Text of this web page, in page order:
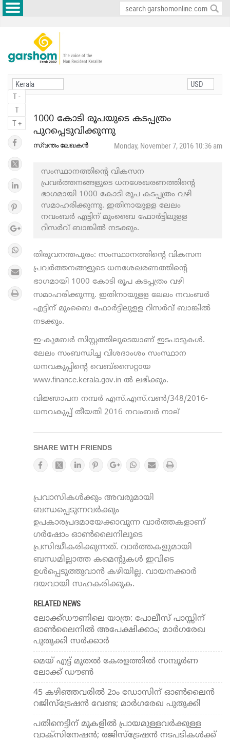
T -
T
T +
1000 കോടി രൂപയുടെ കടപ്പത്രം
പുറപ്പെടുവിക്കുന്നു
സ്വന്തം ലേഖകൻ Monday, November 7, 2016 10:36 am
സംസ്ഥാനത്തിന്റെ വികസന
പ്രവര്‍ത്തനങ്ങളുടെ ധനശേഖരണത്തിന്റെ
ഭാഗമായി 1000 കോടി രൂപ കടപ്പത്രം വഴി
സമാഹരിക്കുന്നു. ഇതിനായുളള ലേലം
നവംബര്‍ എട്ടിന് മുംബൈ ഫോര്‍ട്ടിലുളള
റിസര്‍വ് ബാങ്കില്‍ നടക്കും.
തിരുവനന്തപുരം: സംസ്ഥാനത്തിന്റെ വികസന
പ്രവര്‍ത്തനങ്ങളുടെ ധനശേഖരണത്തിന്റെ
ഭാഗമായി 1000 കോടി രൂപ കടപ്പത്രം വഴി
സമാഹരിക്കുന്നു. ഇതിനായുളള ലേലം നവംബര്‍
എട്ടിന് മുംബൈ ഫോര്‍ട്ടിലുളള റിസര്‍വ് ബാങ്കില്‍
നടക്കും.
ഇ-കുബേര്‍ സിസ്റ്റത്തിലൂടെയാണ് ഇടപാടുകള്‍.
ലേലം സംബന്ധിച്ച വിശദാംശം സംസ്ഥാന
ധനവകുപ്പിന്റെ വെബ്‌സൈറ്റായ
www.finance.kerala.gov.in ല്‍ ലഭിക്കും.
വിജ്ഞാപന നമ്പര്‍ എസ്.എസ്.വണ്‍/348/2016-
ധനവകുപ്പ് തീയതി 2016 നവംബര്‍ നാല്
SHARE WITH FRIENDS
പ്രവാസികൾക്കും അവരുമായി
ബന്ധപ്പെടുന്നവർക്കും
ഉപകാരപ്രദമായേക്കാവുന്ന വാർത്തകളാണ്
ഗർഷോം ഓൺലൈനിലൂടെ
പ്രസിദ്ധീകരിക്കുന്നത്. വാർത്തകളുമായി
ബന്ധമില്ലാത്ത കമെന്റുകൾ ഇവിടെ
ഉൾപ്പെടുത്തുവാൻ കഴിയില്ല. വായനക്കാർ
ദയവായി സഹകരിക്കുക.
RELATED NEWS
ലോക്ക്ഡൗണിലെ യാത്ര: പോലീസ് പാസ്സിന്
ഓണ്‍ലൈനില്‍ അപേക്ഷിക്കാം; മാര്‍ഗരേഖ
പുതുക്കി സര്‍ക്കാര്‍
മെയ് എട്ട് മുതല്‍ കേരളത്തില്‍ സമ്പൂര്‍ണ
ലോക്ക് ഡൗണ്‍
45 കഴിഞ്ഞവരില്‍ 2ാം ഡോസിന് ഓണ്‍ലൈന്‍
റജിസ്‌ട്രേഷന്‍ വേണ്ട; മാര്‍ഗരേഖ പുതുക്കി
പതിനെട്ടിന് മുകളില്‍ പ്രായമുള്ളവര്‍ക്കുള്ള
വാക്സിനേഷന്‍; രജിസ്ട്രേഷന്‍ നടപടികള്‍ക്ക്